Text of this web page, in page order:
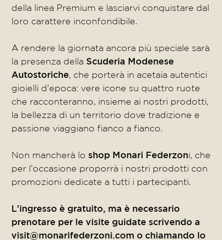
della linea Premium e lasciarvi conquistare dal
loro carattere inconfondibile.
A rendere la giornata ancora più speciale sarà
la presenza della Scuderia Modenese
Autostoriche, che porterà in acetaia autentici
gioielli d’epoca: vere icone su quattro ruote
che racconteranno, insieme ai nostri prodotti,
la bellezza di un territorio dove tradizione e
passione viaggiano fianco a fianco.
Non mancherà lo shop Monari Federzoni, che
per l’occasione proporrà i nostri prodotti con
promozioni dedicate a tutti i partecipanti.
L’ingresso è gratuito, ma è necessario
prenotare per le visite guidate scrivendo a
visit@monarifederzoni.com o chiamando lo